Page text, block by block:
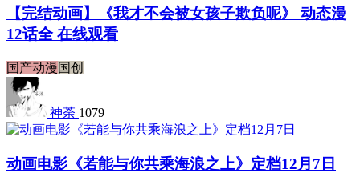
【完结动画】《我才不会被女孩子欺负呢》 动态漫
12话全 在线观看
国产动漫国创
神荼 1079
动画电影《若能与你共乘海浪之上》定档12月7日